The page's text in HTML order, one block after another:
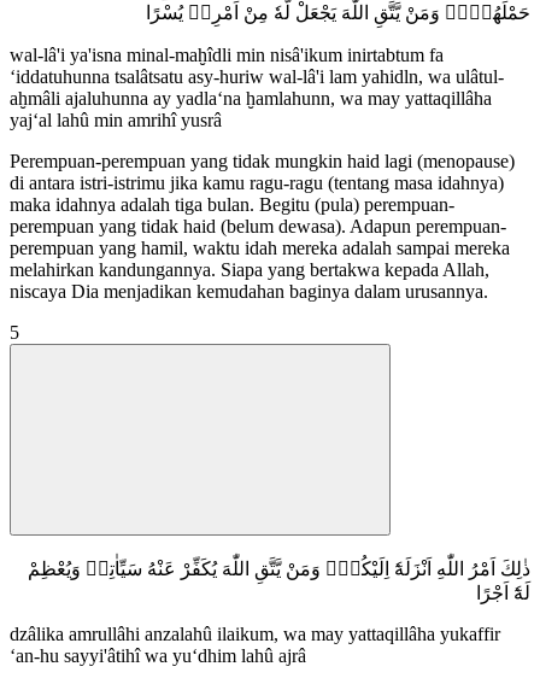
حَمْلَهُنَّۗ وَمَنْ يَّتَّقِ اللّٰهَ يَجْعَلْ لَّهٗ مِنْ اَمْرِهٖ يُسْرًا
wal-lâ'i ya'isna minal-maḫîdli min nisâ'ikum inirtabtum fa
‘iddatuhunna tsalâtsatu asy-huriw wal-lâ'i lam yahidln, wa ulâtul-
aḫmâli ajaluhunna ay yadla‘na ḫamlahunn, wa may yattaqillâha
yaj‘al lahû min amrihî yusrâ
Perempuan-perempuan yang tidak mungkin haid lagi (menopause)
di antara istri-istrimu jika kamu ragu-ragu (tentang masa idahnya)
maka idahnya adalah tiga bulan. Begitu (pula) perempuan-
perempuan yang tidak haid (belum dewasa). Adapun perempuan-
perempuan yang hamil, waktu idah mereka adalah sampai mereka
melahirkan kandungannya. Siapa yang bertakwa kepada Allah,
niscaya Dia menjadikan kemudahan baginya dalam urusannya.
5
ذٰلِكَ اَمْرُ اللّٰهِ اَنْزَلَهٗٓ اِلَيْكُمْۗ وَمَنْ يَّتَّقِ اللّٰهَ يُكَفِّرْ عَنْهُ سَيِّاٰتِهٖ وَيُعْظِمْ
لَهٗٓ اَجْرًا
dzâlika amrullâhi anzalahû ilaikum, wa may yattaqillâha yukaffir
‘an-hu sayyi'âtihî wa yu‘dhim lahû ajrâ